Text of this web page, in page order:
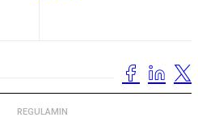
REGULAMIN